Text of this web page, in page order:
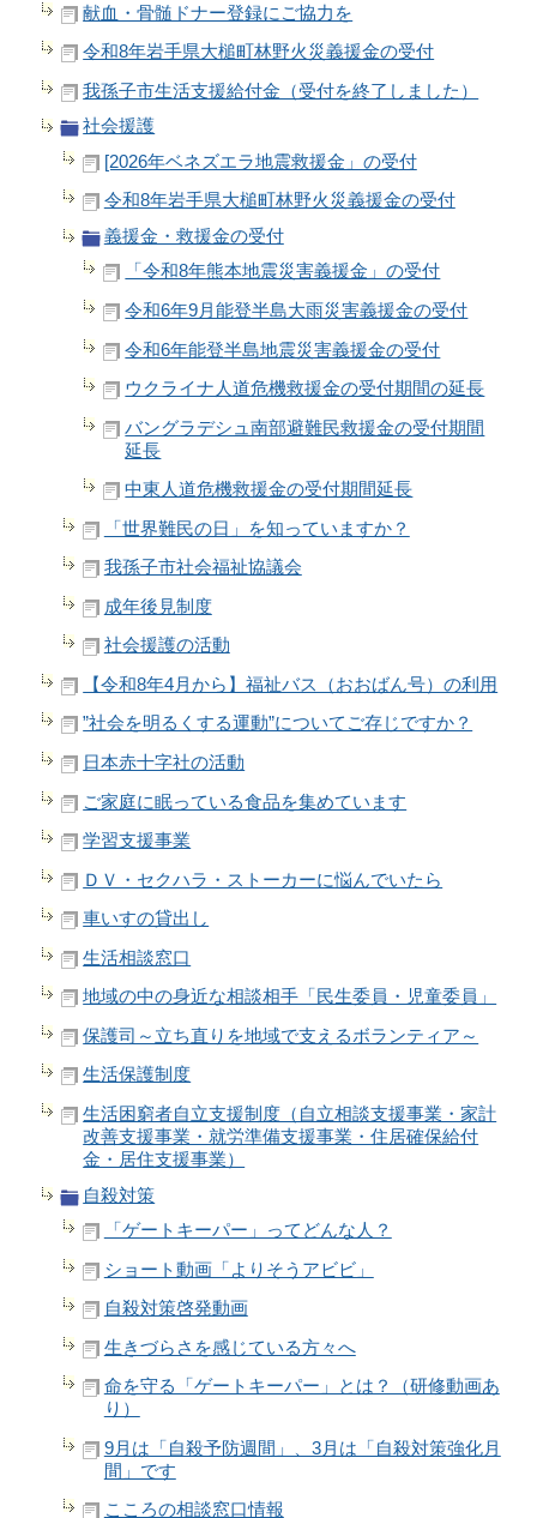
献血・骨髄ドナー登録にご協力を
令和8年岩手県大槌町林野火災義援金の受付
我孫子市生活支援給付金（受付を終了しました）
社会援護
[2026年ベネズエラ地震救援金」の受付
令和8年岩手県大槌町林野火災義援金の受付
義援金・救援金の受付
「令和8年熊本地震災害義援金」の受付
令和6年9月能登半島大雨災害義援金の受付
令和6年能登半島地震災害義援金の受付
ウクライナ人道危機救援金の受付期間の延長
バングラデシュ南部避難民救援金の受付期間
延長
中東人道危機救援金の受付期間延長
「世界難民の日」を知っていますか？
我孫子市社会福祉協議会
成年後見制度
社会援護の活動
【令和8年4月から】福祉バス（おおばん号）の利用
”社会を明るくする運動”についてご存じですか？
日本赤十字社の活動
ご家庭に眠っている食品を集めています
学習支援事業
ＤＶ・セクハラ・ストーカーに悩んでいたら
車いすの貸出し
生活相談窓口
地域の中の身近な相談相手「民生委員・児童委員」
保護司～立ち直りを地域で支えるボランティア～
生活保護制度
生活困窮者自立支援制度（自立相談支援事業・家計
改善支援事業・就労準備支援事業・住居確保給付
金・居住支援事業）
自殺対策
「ゲートキーパー」ってどんな人？
ショート動画「よりそうアビビ」
自殺対策啓発動画
生きづらさを感じている方々へ
命を守る「ゲートキーパー」とは？（研修動画あ
り）
9月は「自殺予防週間」、3月は「自殺対策強化月
間」です
こころの相談窓口情報